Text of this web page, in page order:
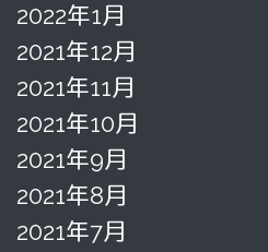
2022年1月
2021年12月
2021年11月
2021年10月
2021年9月
2021年8月
2021年7月